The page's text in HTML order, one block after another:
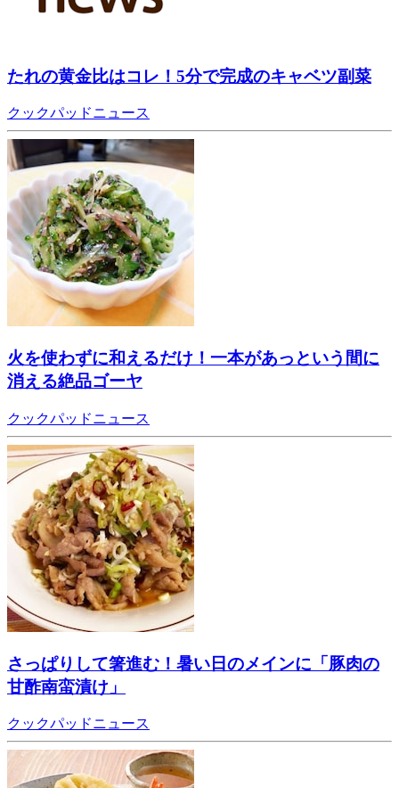
たれの黄金比はコレ！5分で完成のキャベツ副菜
クックパッドニュース
火を使わずに和えるだけ！一本があっという間に
消える絶品ゴーヤ
クックパッドニュース
さっぱりして箸進む！暑い日のメインに「豚肉の
甘酢南蛮漬け」
クックパッドニュース